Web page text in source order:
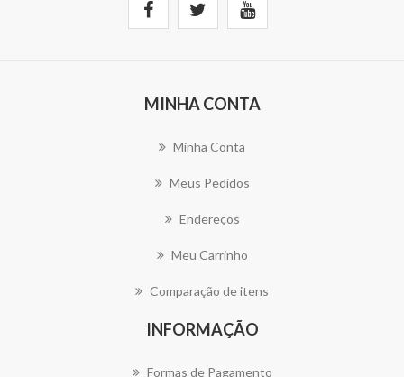
MINHA CONTA
Minha Conta
Meus Pedidos
Endereços
Meu Carrinho
Comparação de itens
INFORMAÇÃO
Formas de Pagamento